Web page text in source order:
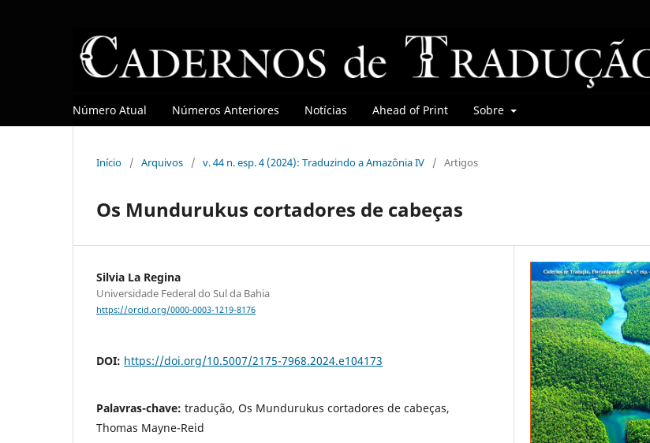
Número Atual Números Anteriores Notícias Ahead of Print Sobre
Início / Arquivos / v. 44 n. esp. 4 (2024): Traduzindo a Amazônia IV / Artigos
Os Mundurukus cortadores de cabeças
Silvia La Regina
Universidade Federal do Sul da Bahia
https://orcid.org/0000-0003-1219-8176
DOI: https://doi.org/10.5007/2175-7968.2024.e104173
Palavras-chave: tradução, Os Mundurukus cortadores de cabeças,
Thomas Mayne-Reid